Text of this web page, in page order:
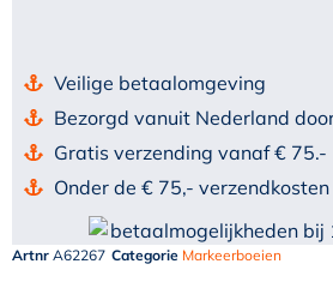
Veilige betaalomgeving
Bezorgd vanuit Nederland
Gratis verzending vanaf € 75.-
Onder de € 75,-
Artnr A62267 Categorie Markeerboeien